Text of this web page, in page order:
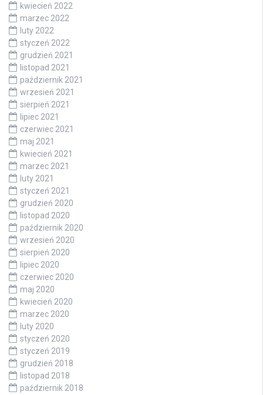
kwiecień 2022
marzec 2022
luty 2022
styczeń 2022
grudzień 2021
listopad 2021
październik 2021
wrzesień 2021
sierpień 2021
lipiec 2021
czerwiec 2021
maj 2021
kwiecień 2021
marzec 2021
luty 2021
styczeń 2021
grudzień 2020
listopad 2020
październik 2020
wrzesień 2020
sierpień 2020
lipiec 2020
czerwiec 2020
maj 2020
kwiecień 2020
marzec 2020
luty 2020
styczeń 2020
styczeń 2019
grudzień 2018
listopad 2018
październik 2018